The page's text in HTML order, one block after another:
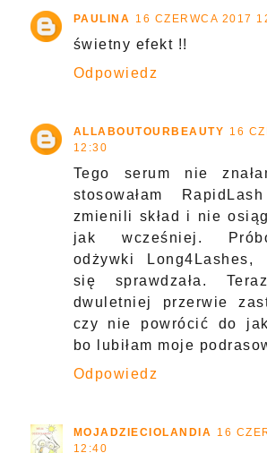
PAULINA 16 CZERWCA 2017
świetny efekt !!
Odpowiedz
ALLABOUTOURBEAUTY 16
12:30
Tego serum nie
stosowałam
zmienili skład i nie
jak wcześniej.
odżywki Long4Lashes,
się sprawdzała.
dwuletniej przerwie
czy nie powrócić do
bo lubiłam moje
Odpowiedz
MOJADZIECIOLANDIA
16
12:40